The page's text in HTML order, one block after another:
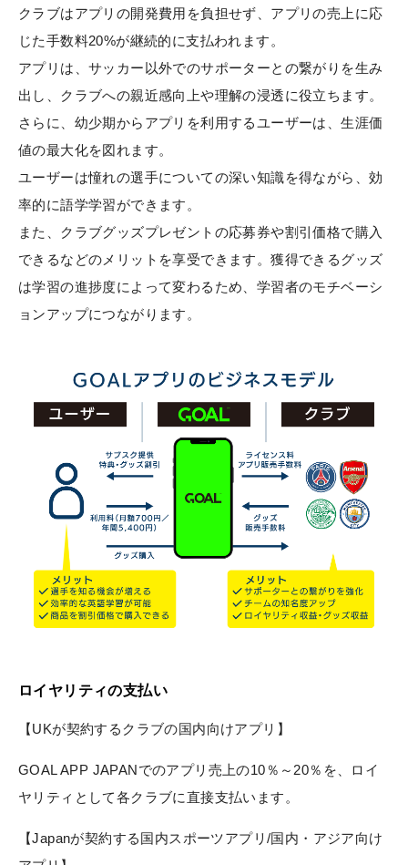
クラブはアプリの開発費用を負担せず、アプリの売上に応
じた手数料20%が継続的に支払われます。
アプリは、サッカー以外でのサポーターとの繋がりを生み
出し、クラブへの親近感向上や理解の浸透に役立ちます。
さらに、幼少期からアプリを利用するユーザーは、生涯価
値の最大化を図れます。
ユーザーは憧れの選手についての深い知識を得ながら、効
率的に語学学習ができます。
また、クラブグッズプレゼントの応募券や割引価格で購入
できるなどのメリットを享受できます。獲得できるグッズ
は学習の進捗度によって変わるため、学習者のモチベーシ
ョンアップにつながります。
ロイヤリティの支払い
【UKが契約するクラブの国内向けアプリ】
GOAL APP JAPANでのアプリ売上の10％～20％を、ロイ
ヤリティとして各クラブに直接支払います。
【Japanが契約する国内スポーツアプリ/国内・アジア向け